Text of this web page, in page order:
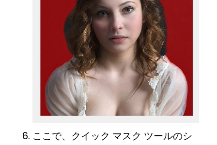
ここで、クイック マスク ツールのシ